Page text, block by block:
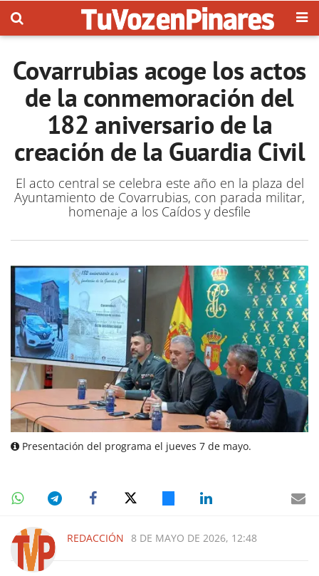
Covarrubias acoge los actos
de la conmemoración del
182 aniversario de la
creación de la Guardia Civil
El acto central se celebra este año en la plaza del
Ayuntamiento de Covarrubias, con parada militar,
homenaje a los Caídos y desfile
Presentación del programa el jueves 7 de mayo.
REDACCIÓN 8 DE MAYO DE 2026, 12:48